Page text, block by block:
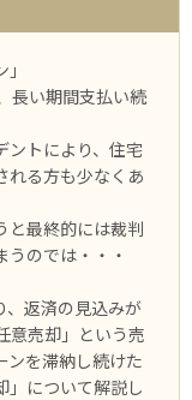
長い期間支払い続
ントにより、住宅
れる方も少なくあ
と最終的には裁判
のでは・・・
、返済の見込みが
意売却」という売
ンを滞納し続けた
」について解説し